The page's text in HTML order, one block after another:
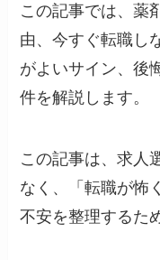
この記事では、薬
由、今すぐ転職し
がよいサイン、後
件を解説します。
この記事は、求人
なく、「転職が怖
不安を整理するた